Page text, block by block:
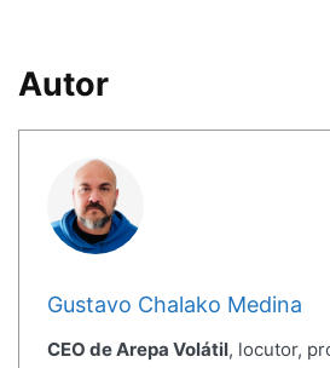
Autor
Gustavo Chalako Medina
CEO de Arepa Volátil, locutor,